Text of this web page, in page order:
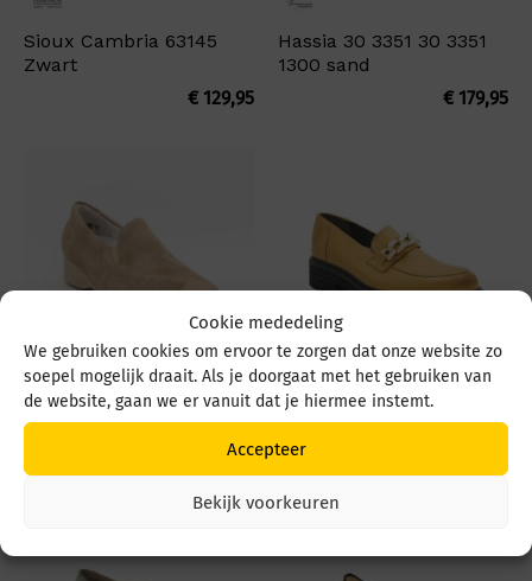
Cookie mededeling
We gebruiken cookies om ervoor te zorgen dat onze website zo
soepel mogelijk draait. Als je doorgaat met het gebruiken van
de website, gaan we er vanuit dat je hiermee instemt.
Accepteer
Bekijk voorkeuren
Sioux Cambria 63145
Zwart
€129,95
Hassia 30 3351 30 3351
1300 sand
€179,95
Semler Ria R1635 296
943 taupe
149,95
Durea 5748 5748 092
0122 Camel